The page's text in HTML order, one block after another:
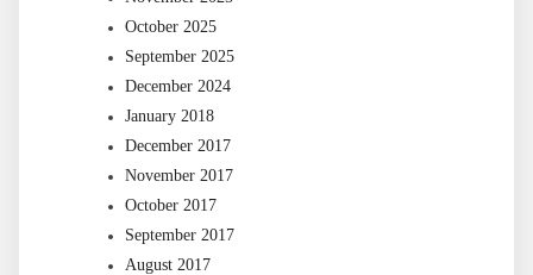
October 2025
September 2025
December 2024
January 2018
December 2017
November 2017
October 2017
September 2017
August 2017